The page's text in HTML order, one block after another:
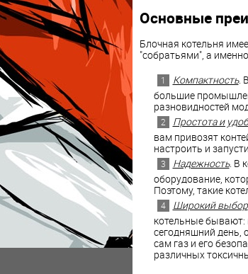
Основные
Блочная котельня
"собратьями", а
Компактность.
большие
разновидностей
Простота и
вам привозят
настроить и
Надежность. В
оборудование,
Поэтому, такие
Широкий выбор
котельные
сегодняшний день,
сам газ и его
различных